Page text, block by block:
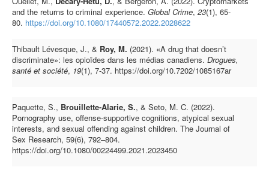
and the returns to criminal experience. Global Crime, 23(1), 65-
80. https://doi.org/10.1080/17440572.2022.2028622
Thibault Lévesque, J., & Roy, M. (2021). «A drug that doesn’t
discriminate»: les opioïdes dans les médias canadiens. Drogues,
santé et société, 19(1), 7-37. https://doi.org/10.7202/1085167ar
Paquette, S., Brouillette-Alarie, S., & Seto, M. C. (2022).
Pornography use, offense-supportive cognitions, atypical sexual
interests, and sexual offending against children. The Journal of
Sex Research, 59(6), 792–804.
https://doi.org/10.1080/00224499.2021.2023450